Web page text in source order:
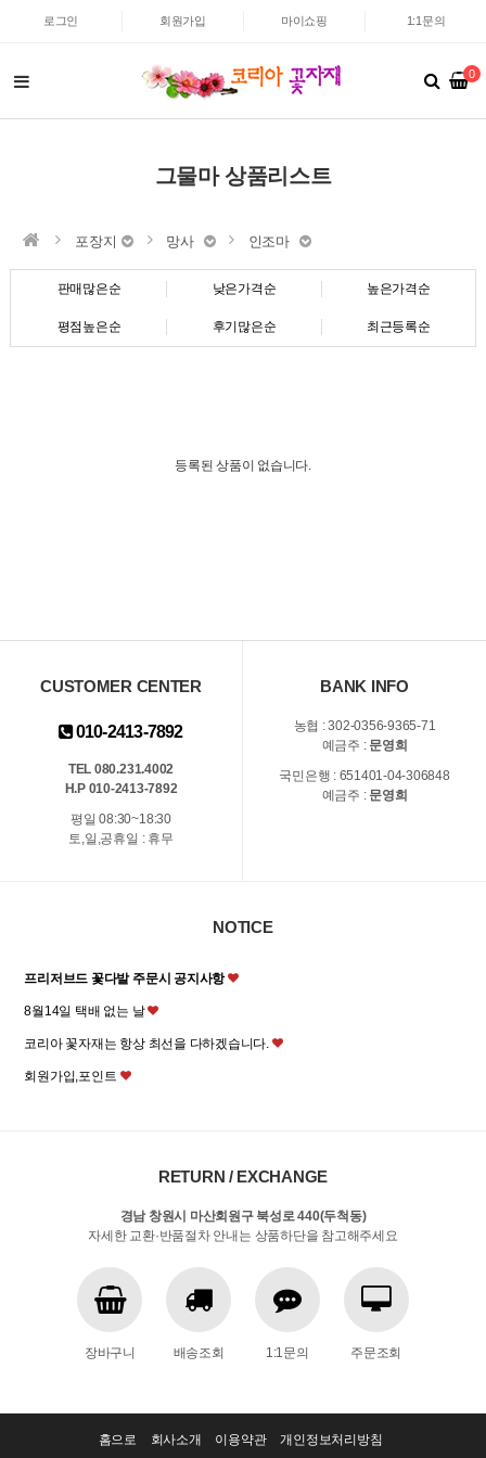
로그인 회원가입 마이쇼핑 1:1문의
0
그물마 상품리스트
포장지 망사 인조마
판매많은순 낮은가격순 높은가격순
평점높은순 후기많은순 최근등록순
등록된 상품이 없습니다.
CUSTOMER CENTER
010-2413-7892
TEL 080.231.4002
H.P 010-2413-7892
평일 08:30~18:30
토,일,공휴일 : 휴무
BANK INFO
농협 : 302-0356-9365-71
예금주 : 문영희
국민은행 : 651401-04-306848
예금주 : 문영희
NOTICE
프리저브드 꽃다발 주문시 공지사항
8월14일 택배 없는 날
코리아 꽃자재는 항상 최선을 다하겠습니다.
회원가입,포인트
RETURN / EXCHANGE
경남 창원시 마산회원구 북성로 440(두척동)
자세한 교환·반품절차 안내는 상품하단을 참고해주세요
장바구니 배송조회 1:1문의 주문조회
홈으로 회사소개 이용약관 개인정보처리방침